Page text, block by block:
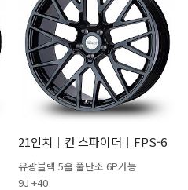
21인치│칸 스파이더│FPS-6
유광블랙 5홀 풀단조 6P가능
9J +40